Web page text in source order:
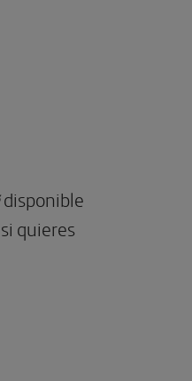
disponible
quieres